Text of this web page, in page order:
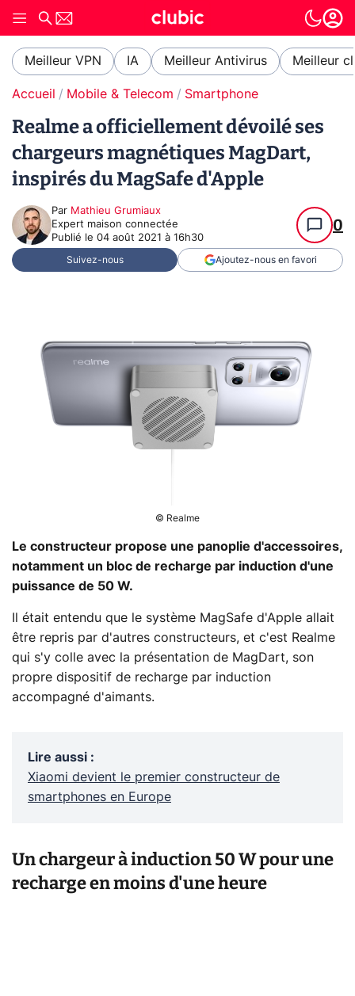
Meilleur VPN IA Meilleur Antivirus Meilleur
Accueil Mobile & Telecom Smartphone
Realme a officiellement dévoilé ses
chargeurs magnétiques MagDart,
inspirés du MagSafe d'Apple
Par Mathieu Grumiaux
Expert maison connectée
Publié le 04 août 2021 à 16h30
0
Suivez-nous Ajoutez-nous en favori
© Realme
Le constructeur propose une panoplie d'accessoires,
notamment un bloc de recharge par induction d'une
puissance de 50 W.
Il était entendu que le système MagSafe d'Apple allait
être repris par d'autres constructeurs, et c'est Realme
qui s'y colle avec la présentation de MagDart, son
propre dispositif de recharge par induction
accompagné d'aimants.
Lire aussi :
Xiaomi devient le premier constructeur de
smartphones en Europe
Un chargeur à induction 50 W pour une
recharge en moins d'une heure